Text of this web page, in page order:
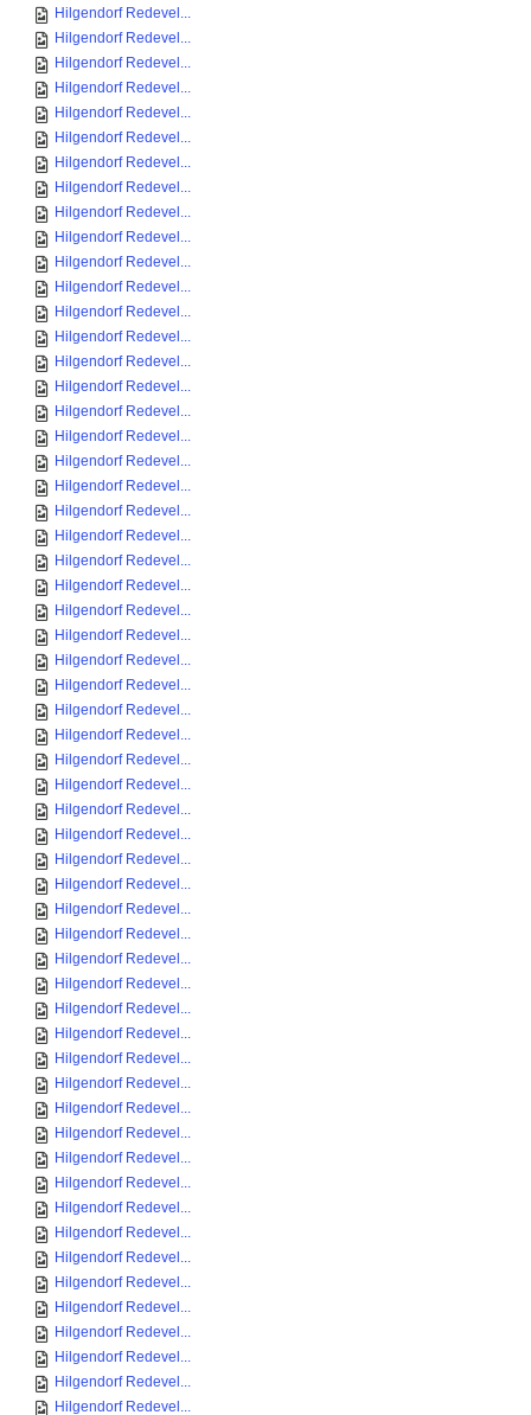
Hilgendorf Redevel...
Hilgendorf Redevel...
Hilgendorf Redevel...
Hilgendorf Redevel...
Hilgendorf Redevel...
Hilgendorf Redevel...
Hilgendorf Redevel...
Hilgendorf Redevel...
Hilgendorf Redevel...
Hilgendorf Redevel...
Hilgendorf Redevel...
Hilgendorf Redevel...
Hilgendorf Redevel...
Hilgendorf Redevel...
Hilgendorf Redevel...
Hilgendorf Redevel...
Hilgendorf Redevel...
Hilgendorf Redevel...
Hilgendorf Redevel...
Hilgendorf Redevel...
Hilgendorf Redevel...
Hilgendorf Redevel...
Hilgendorf Redevel...
Hilgendorf Redevel...
Hilgendorf Redevel...
Hilgendorf Redevel...
Hilgendorf Redevel...
Hilgendorf Redevel...
Hilgendorf Redevel...
Hilgendorf Redevel...
Hilgendorf Redevel...
Hilgendorf Redevel...
Hilgendorf Redevel...
Hilgendorf Redevel...
Hilgendorf Redevel...
Hilgendorf Redevel...
Hilgendorf Redevel...
Hilgendorf Redevel...
Hilgendorf Redevel...
Hilgendorf Redevel...
Hilgendorf Redevel...
Hilgendorf Redevel...
Hilgendorf Redevel...
Hilgendorf Redevel...
Hilgendorf Redevel...
Hilgendorf Redevel...
Hilgendorf Redevel...
Hilgendorf Redevel...
Hilgendorf Redevel...
Hilgendorf Redevel...
Hilgendorf Redevel...
Hilgendorf Redevel...
Hilgendorf Redevel...
Hilgendorf Redevel...
Hilgendorf Redevel...
Hilgendorf Redevel...
Hilgendorf Redevel...